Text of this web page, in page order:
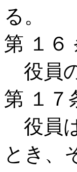
る。
第 １
役員
第 １
役員
とき、